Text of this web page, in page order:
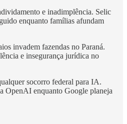
e inadimplência. Selic
enquanto famílias afundam
invadem fazendas no Paraná.
e insegurança jurídica no
socorro federal para IA.
OpenAI enquanto Google planeja